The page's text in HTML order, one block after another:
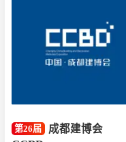
第26届 成都建博会